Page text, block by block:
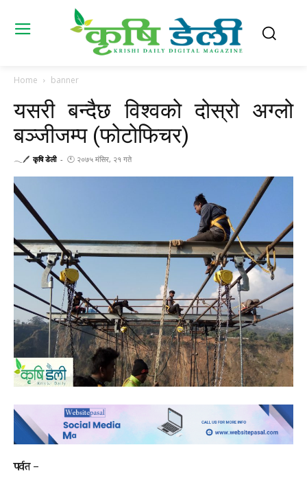
Home banner
यसरी बन्दैछ विश्वको दोस्रो अग्लो
बञ्जीजम्प (फोटोफिचर)
𓂃🖊 कृषि डेली - 🕚 २०७५ मंसिर, २१ गते
पर्वत –